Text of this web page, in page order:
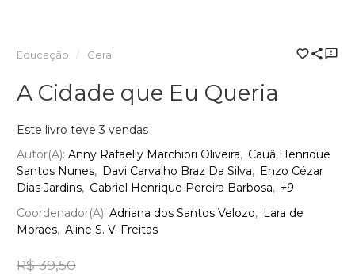
Educação Geral
A Cidade que Eu Queria
Este livro teve 3 vendas
Autor(a): Anny Rafaelly Marchiori Oliveira
Cauã Henrique
Santos Nunes
Davi Carvalho Braz Da Silva
Enzo Cézar
Dias Jardins
Gabriel Henrique Pereira Barbosa
+9
Coordenador(a): Adriana dos Santos Velozo
Lara de
Moraes Aline S. V. Freitas
R$ 39,50